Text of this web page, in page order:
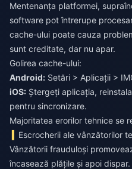
Mentenanța platformei,
software pot întrerupe
cache-ului poate cauza
sunt creditate, dar nu apar.
Golirea cache-ului:
Android: Setări > Aplicații >
iOS: Ștergeți aplicația,
pentru sincronizare.
Majoritatea erorilor tehnice se
Escrocherii ale vânzătorilor
Vânzătorii frauduloși
încasează plățile și apoi